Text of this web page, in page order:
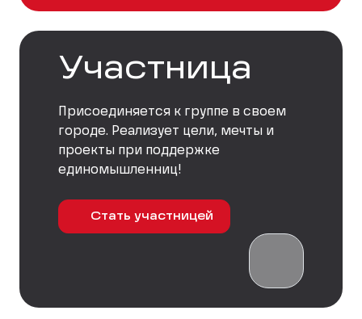
Участница
Присоединяется к группе в своем
городе. Реализует цели, мечты и
проекты при поддержке
единомышленниц!
Стать участницей